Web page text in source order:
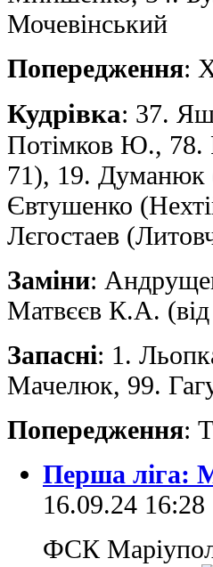
Мочевінський
Попередження:
Кудрівка: 37.
Потімков Ю., 78.
71), 19. Думанюк
Євтушенко
Лєгостаев
Заміни:
Матвєєв К.А. (від
Запасні: 1.
Мачелюк, 99.
Попередження:
Перша ліга:
16.09.24 16:28
ФСК